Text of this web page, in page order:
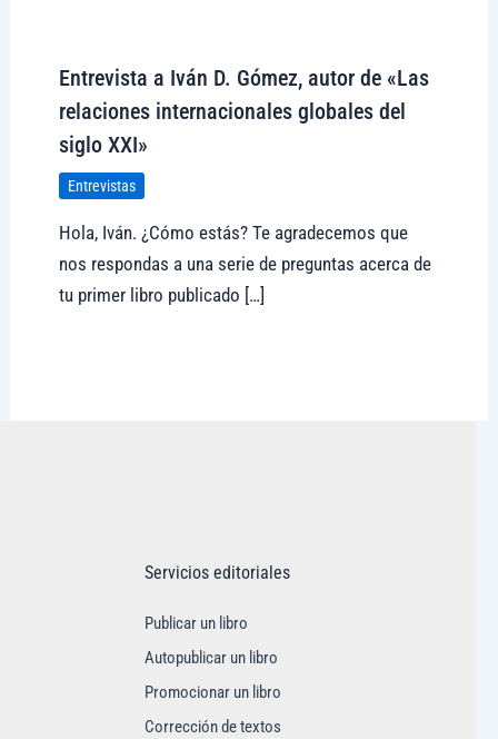
Entrevista a Iván D. Gómez, autor de «Las
relaciones internacionales globales del
siglo XXI»
Entrevistas
Hola, Iván. ¿Cómo estás? Te agradecemos que
nos respondas a una serie de preguntas acerca de
tu primer libro publicado […]
Servicios editoriales
Publicar un libro
Autopublicar un libro
Promocionar un libro
Corrección de textos